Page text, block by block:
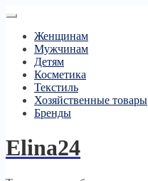
Женщинам
Мужчинам
Детям
Косметика
Текстиль
Хозяйственные товары
Бренды
Elina24